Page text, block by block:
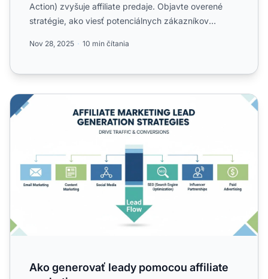
Action) zvyšuje affiliate predaje. Objavte overené
stratégie, ako viesť potenciálnych zákazníkov
Nov 28, 2025 10 min čítania
Ako generovať leady pomocou affiliate marketingu
Ako generovať leady pomocou affiliate